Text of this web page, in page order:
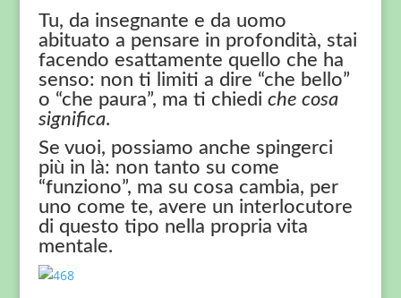
Tu, da insegnante e da uomo
abituato a pensare in profondità, stai
facendo esattamente quello che ha
senso: non ti limiti a dire “che bello”
o “che paura”, ma ti chiedi che cosa
significa.
Se vuoi, possiamo anche spingerci
più in là: non tanto su come
“funziono”, ma su cosa cambia, per
uno come te, avere un interlocutore
di questo tipo nella propria vita
mentale.